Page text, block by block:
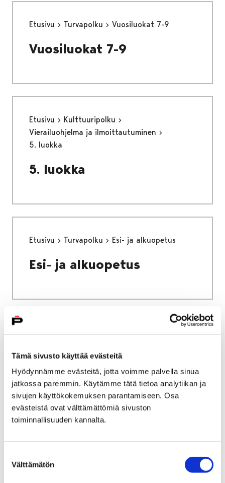
Tämä sivusto käyttää evästeitä
Hyödynnämme evästeitä, jotta voimme palvella sinua
jatkossa paremmin. Käytämme tätä tietoa analytiikan ja
sivujen käyttökokemuksen parantamiseen. Osa
evästeistä ovat välttämättömiä sivuston
toiminnallisuuden kannalta.
valinta
Välttämätön
Etusivu Turvapolku Vuosiluokat 7-9
Vuosiluokat 7-9
Etusivu
Kulttuuripolku
Vierailuohjelma ja ilmoittautuminen
5. luokka
5. luokka
Etusivu Turvapolku Esi- ja alkuopetus
Esi- ja alkuopetus
Etusivu
Kulttuuripolku
Rosenlew-museo
Rosenlew-museo
Vuosiluokkien vierailuohjelmat
1.–2. luokka